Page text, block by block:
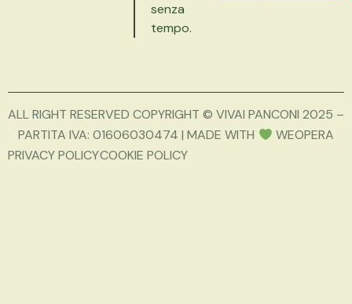
senza
tempo.
ALL RIGHT RESERVED COPYRIGHT © VIVAI PANCONI 2025 –
PARTITA IVA: 01606030474 | MADE WITH
WEOPERA
PRIVACY POLICYCOOKIE POLICY